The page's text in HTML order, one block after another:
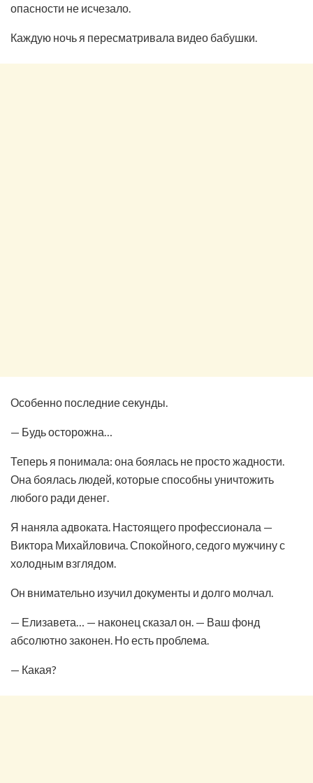
опасности не исчезало.
Каждую ночь я пересматривала видео бабушки.
Особенно последние секунды.
— Будь осторожна…
Теперь я понимала: она боялась не просто жадности.
Она боялась людей, которые способны уничтожить
любого ради денег.
Я наняла адвоката. Настоящего профессионала —
Виктора Михайловича. Спокойного, седого мужчину с
холодным взглядом.
Он внимательно изучил документы и долго молчал.
— Елизавета… — наконец сказал он. — Ваш фонд
абсолютно законен. Но есть проблема.
— Какая?